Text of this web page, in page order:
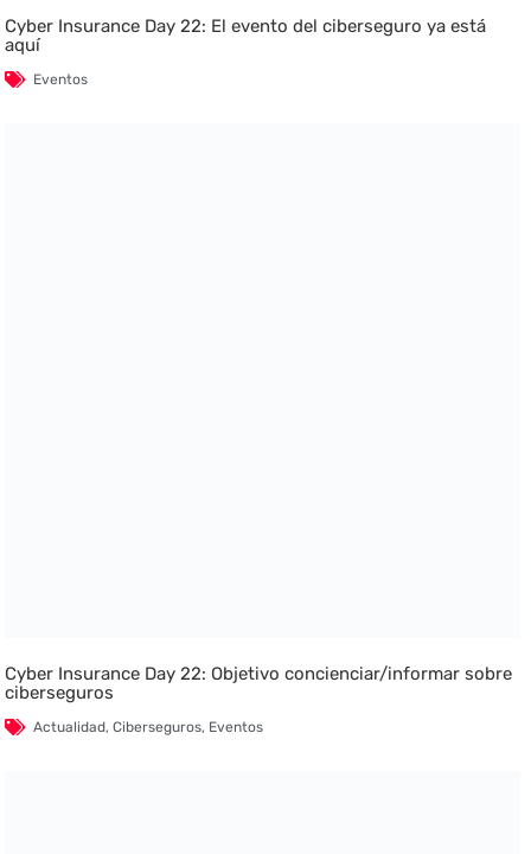
Cyber Insurance Day 22: El evento del ciberseguro ya está
aquí
Eventos
Cyber Insurance Day 22: Objetivo concienciar/informar sobre
ciberseguros
Actualidad,Ciberseguros, Eventos